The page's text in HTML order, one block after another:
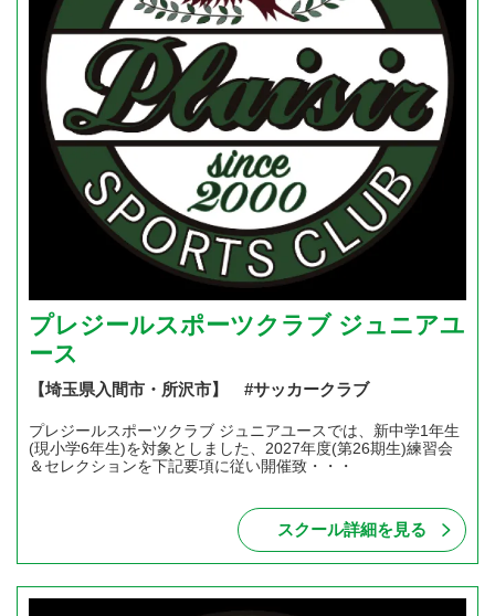
プレジールスポーツクラブ ジュニアユ
ース
【埼玉県入間市・所沢市】 #サッカークラブ
プレジールスポーツクラブ ジュニアユースでは、新中学1年生
(現小学6年生)を対象としました、2027年度(第26期生)練習会
＆セレクションを下記要項に従い開催致・・・
スクール詳細を見る